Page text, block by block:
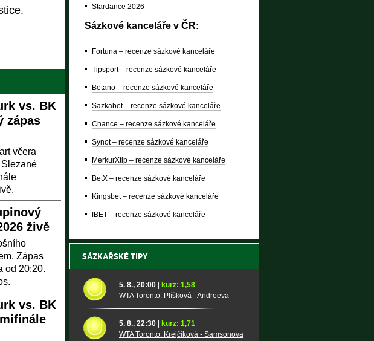
vs. BK
zápas
včera
živě
Zápas
od 20:20.
vs. BK
Stardance 2026
Sázkové kanceláře v ČR:
Fortuna – recenze sázkové kanceláře
Tipsport – recenze sázkové kanceláře
Betano – recenze sázkové kanceláře
Sazkabet – recenze sázkové kanceláře
Chance – recenze sázkové kanceláře
Synot – recenze sázkové kanceláře
MerkurXtip – recenze sázkové kanceláře
BetX – recenze sázkové kanceláře
Kingsbet – recenze sázkové kanceláře
fBET – recenze sázkové kanceláře
SÁZKAŘSKÉ TIPY
5. 8., 20:00
kurz: 1,58
WTA Toronto: Plíšková - Andreeva
5. 8., 22:30
kurz: 1,71
WTA Toronto: Krejčíková - Samsonova